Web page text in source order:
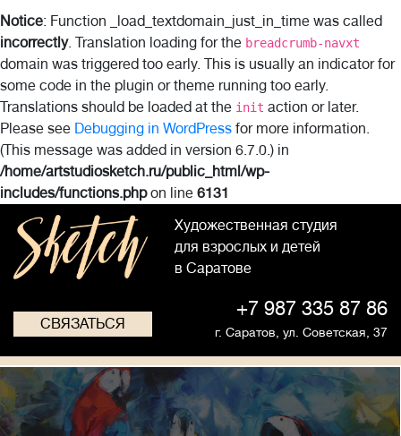
Notice: Function _load_textdomain_just_in_time was called
incorrectly. Translation loading for the breadcrumb-navxt
domain was triggered too early. This is usually an indicator for
some code in the plugin or theme running too early.
Translations should be loaded at the init action or later.
Please see Debugging in WordPress for more information.
(This message was added in version 6.7.0.) in
/home/artstudiosketch.ru/public_html/wp-
includes/functions.phpon line 6131
Художественная студия
для взрослых и детей
в Саратове
СВЯЗАТЬСЯ
+7 987 335 87 86
г. Саратов, ул. Советская, 37